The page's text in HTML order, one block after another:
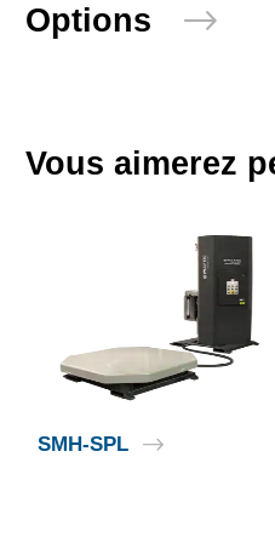
Options
Vous aimerez
SMH-SPL